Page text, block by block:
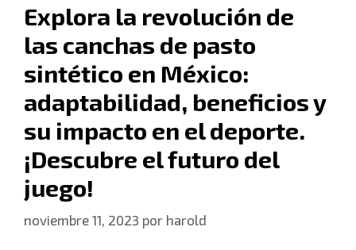
Explora la revolución de
las canchas de pasto
sintético en México:
adaptabilidad, beneficios y
su impacto en el deporte.
¡Descubre el futuro del
juego!
noviembre 11, 2023 por harold